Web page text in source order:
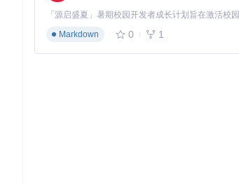
# 保留元数据信息
Markdown
0 1